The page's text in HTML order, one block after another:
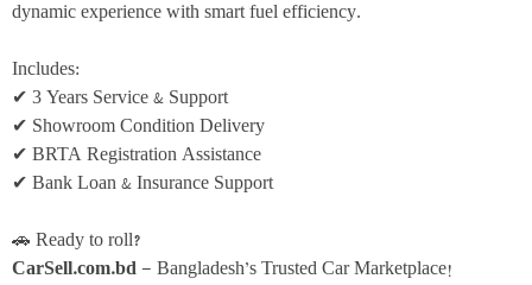
dynamic experience with smart fuel efficiency.
Includes:
✔ 3 Years Service & Support
✔ Showroom Condition Delivery
✔ BRTA Registration Assistance
✔ Bank Loan & Insurance Support
🚗 Ready to roll?
CarSell.com.bd — Bangladesh’s Trusted Car Marketplace!